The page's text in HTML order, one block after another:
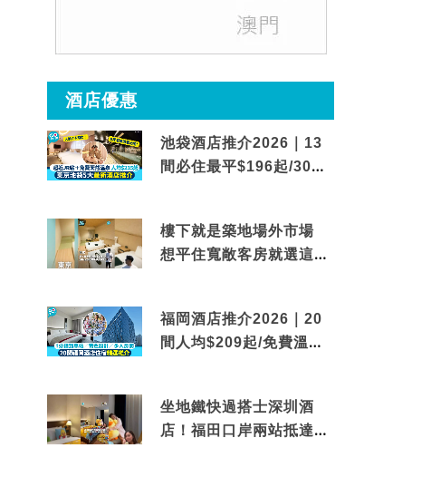
酒店優惠
池袋酒店推介2026｜13
間必住最平$196起/30秒
樓下就是築地場外市場
想平住寬敞客房就選這間
福岡酒店推介2026｜20
間人均$209起/免費溫泉/
坐地鐵快過搭士深圳酒
店！福田口岸兩站抵達